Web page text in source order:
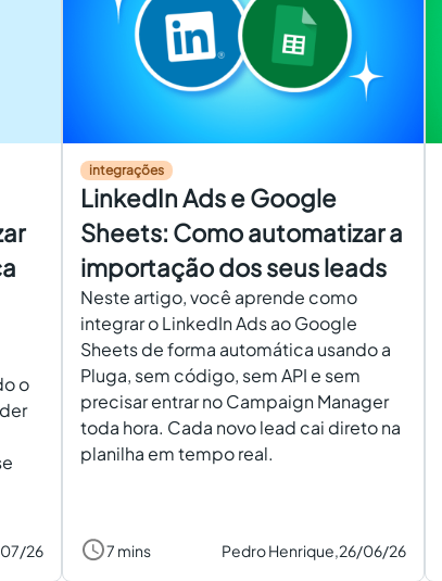
o
26
integrações
LinkedIn Ads e Google
Sheets: Como automatizar a
importação dos seus leads
Neste artigo, você aprende como
integrar o LinkedIn Ads ao Google
Sheets de forma automática usando a
Pluga, sem código, sem API e sem
precisar entrar no Campaign Manager
toda hora. Cada novo lead cai direto na
planilha em tempo real.
7 mins Pedro Henrique, 26/06/26